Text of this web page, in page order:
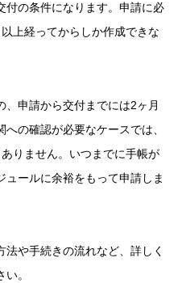
付の条件になります。申請に必
上経ってからしか作成できな
、申請から交付までには2ヶ月
の確認が必要なケースでは、
りません。いつまでに手帳が
ールに余裕をもって申請しま
や手続きの流れなど、詳しく
。